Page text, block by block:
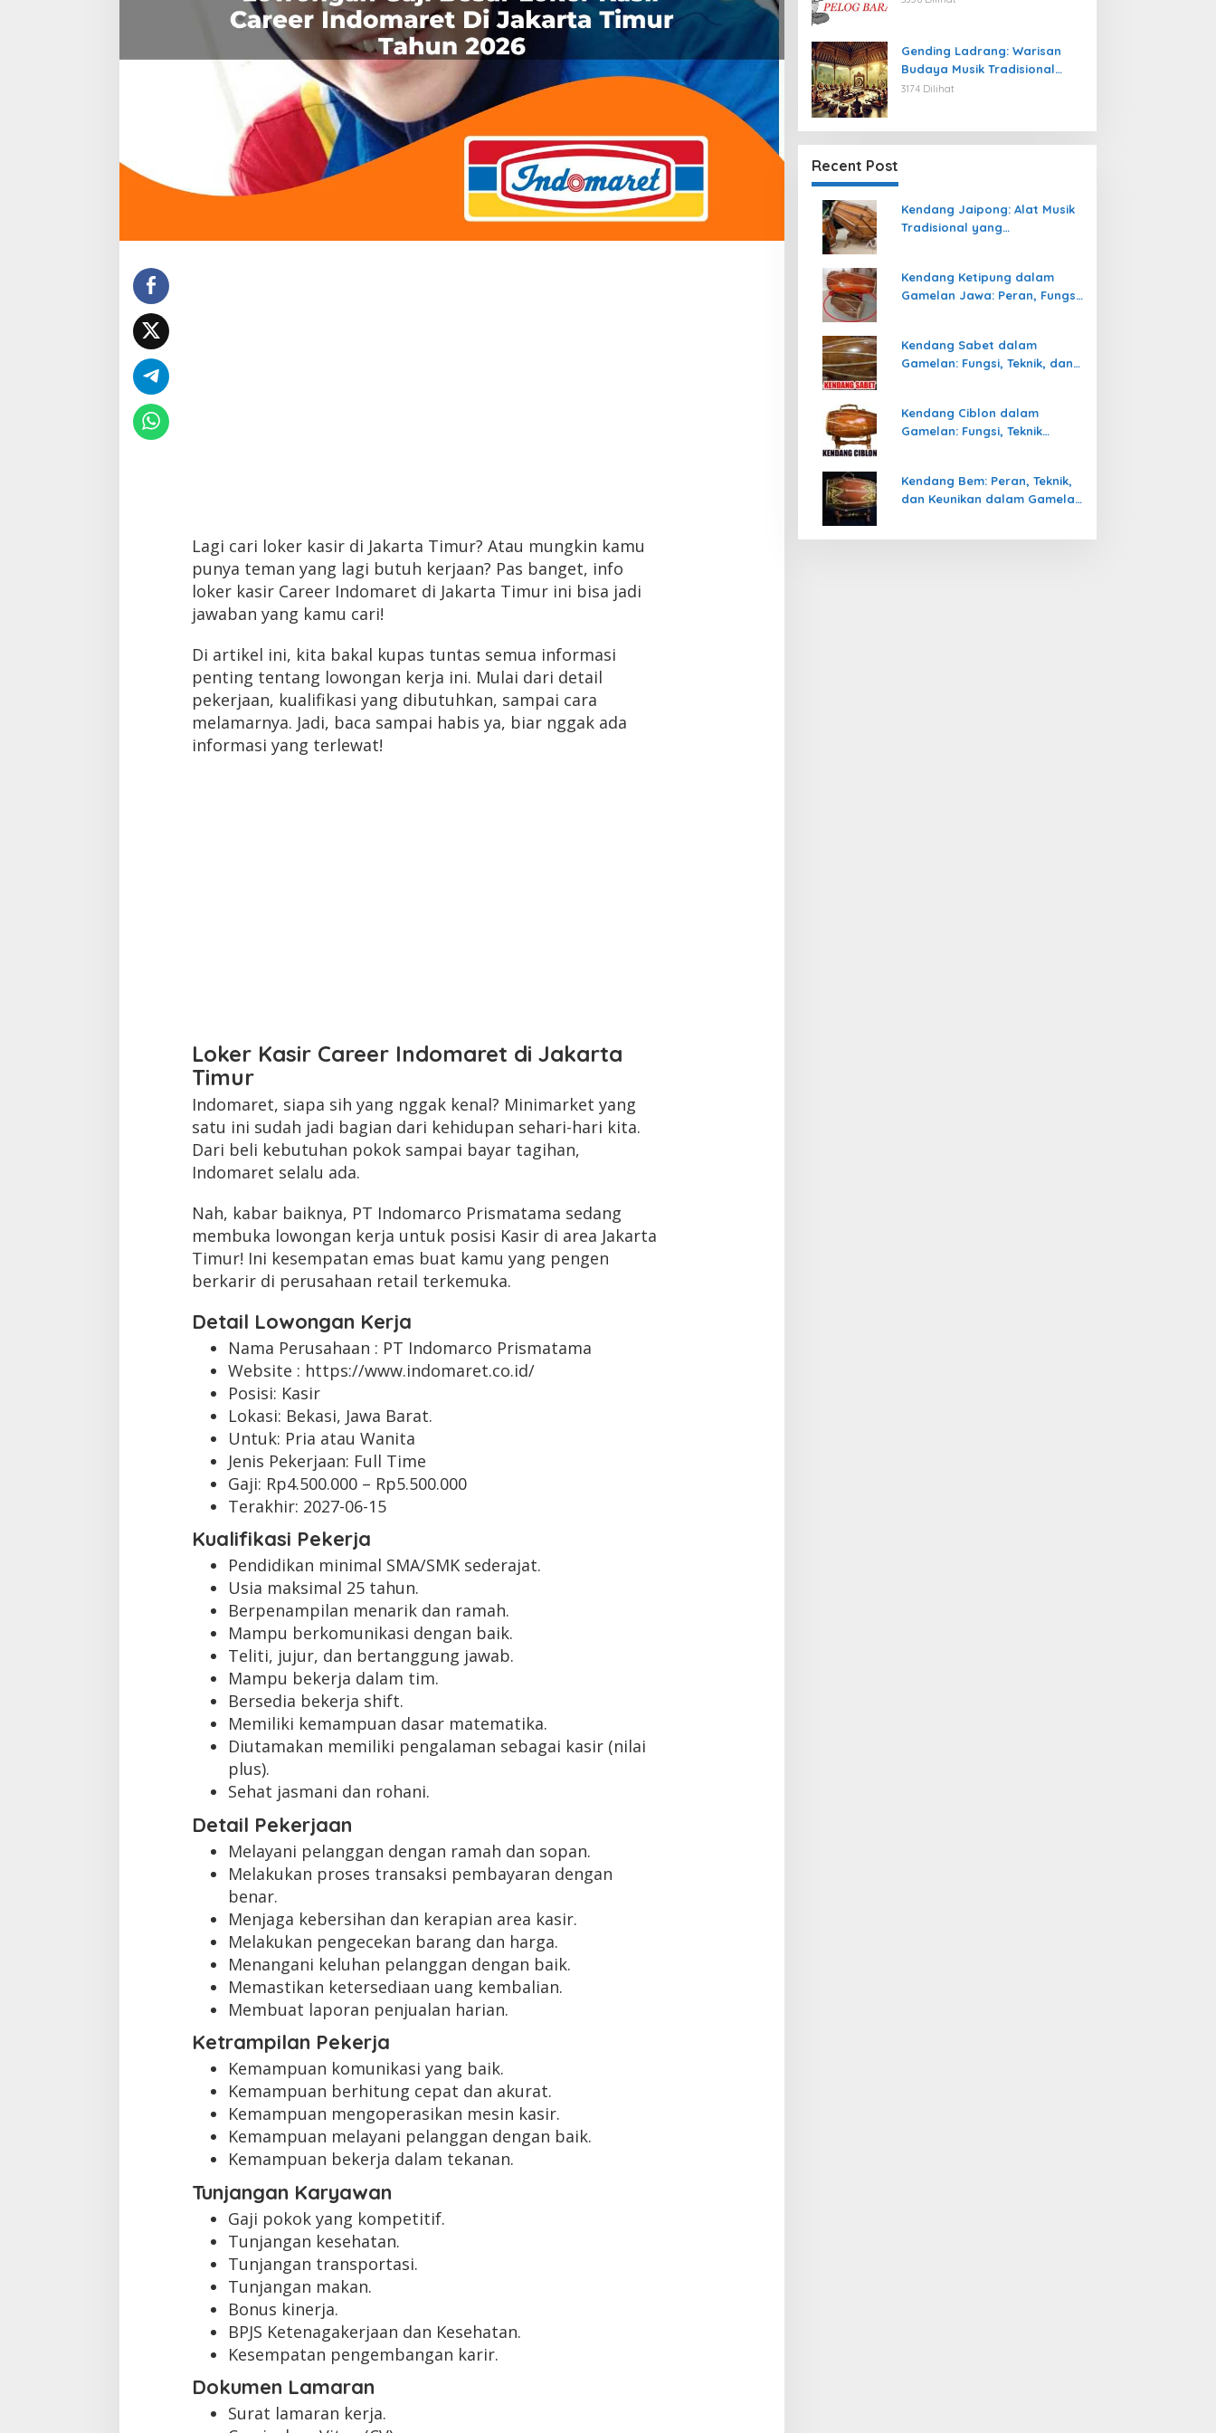
Lagi cari loker kasir di Jakarta Timur? Atau mungkin kamu
punya teman yang lagi butuh kerjaan? Pas banget, info
loker kasir Career Indomaret di Jakarta Timur ini bisa jadi
jawaban yang kamu cari!
Di artikel ini, kita bakal kupas tuntas semua informasi
penting tentang lowongan kerja ini. Mulai dari detail
pekerjaan, kualifikasi yang dibutuhkan, sampai cara
melamarnya. Jadi, baca sampai habis ya, biar nggak ada
informasi yang terlewat!
Loker Kasir Career Indomaret di Jakarta
Timur
Indomaret, siapa sih yang nggak kenal? Minimarket yang
satu ini sudah jadi bagian dari kehidupan sehari-hari kita.
Dari beli kebutuhan pokok sampai bayar tagihan,
Indomaret selalu ada.
Nah, kabar baiknya, PT Indomarco Prismatama sedang
membuka lowongan kerja untuk posisi Kasir di area Jakarta
Timur! Ini kesempatan emas buat kamu yang pengen
berkarir di perusahaan retail terkemuka.
Detail Lowongan Kerja
Nama Perusahaan : PT Indomarco Prismatama
Website : https://www.indomaret.co.id/
Posisi: Kasir
Lokasi: Bekasi, Jawa Barat.
Untuk: Pria atau Wanita
Jenis Pekerjaan: Full Time
Gaji: Rp4.500.000– Rp5.500.000
Terakhir: 2027-06-15
Kualifikasi Pekerja
Pendidikan minimal SMA/SMK sederajat.
Usia maksimal 25 tahun.
Berpenampilan menarik dan ramah.
Mampu berkomunikasi dengan baik.
Teliti, jujur, dan bertanggung jawab.
Mampu bekerja dalam tim.
Bersedia bekerja shift.
Memiliki kemampuan dasar matematika.
Diutamakan memiliki pengalaman sebagai kasir (nilai
plus).
Sehat jasmani dan rohani.
Detail Pekerjaan
Melayani pelanggan dengan ramah dan sopan.
Melakukan proses transaksi pembayaran dengan
benar.
Menjaga kebersihan dan kerapian area kasir.
Melakukan pengecekan barang dan harga.
Menangani keluhan pelanggan dengan baik.
Memastikan ketersediaan uang kembalian.
Membuat laporan penjualan harian.
Ketrampilan Pekerja
Kemampuan komunikasi yang baik.
Kemampuan berhitung cepat dan akurat.
Kemampuan mengoperasikan mesin kasir.
Kemampuan melayani pelanggan dengan baik.
Kemampuan bekerja dalam tekanan.
Tunjangan Karyawan
Gaji pokok yang kompetitif.
Tunjangan kesehatan.
Tunjangan transportasi.
Tunjangan makan.
Bonus kinerja.
BPJS Ketenagakerjaan dan Kesehatan.
Kesempatan pengembangan karir.
Dokumen Lamaran
Surat lamaran kerja.
Gending Ladrang: Warisan
Budaya Musik Tradisional
Jawa yang Abadi
3174 Dilihat
Recent Post
Kendang Jaipong: Alat Musik
Tradisional yang
Kendang Ketipung dalam
Gamelan Jawa: Peran, Fungsi,
Kendang Sabet dalam
Gamelan: Fungsi, Teknik, dan
Kendang Ciblon dalam
Gamelan: Fungsi, Teknik
Kendang Bem: Peran, Teknik,
dan Keunikan dalam Gamelan